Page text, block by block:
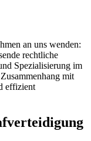
an uns wenden:
rechtliche
Spezialisierung im
mit
effizient